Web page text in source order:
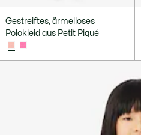
Gestreiftes, ärmelloses
Polokleid aus Petit Piqué